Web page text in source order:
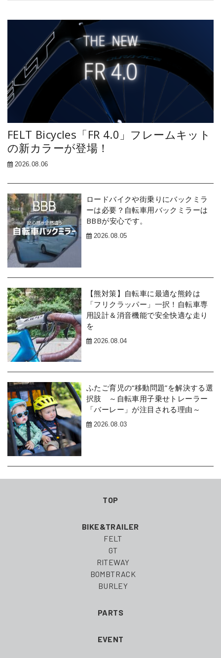
FELT Bicycles「FR 4.0」フレームキット
の新カラーが登場！
2026.08.06
ロードバイクや街乗りにバックミラ
ーは必要？自転車用バックミラーは
BBBが安心です。
2026.08.05
【熊対策】自転車に最適な熊鈴は
「フリクラッパー」一択！自転車専
用設計＆消音機能で安全快適な走り
を
2026.08.04
ふたご育児の“移動問題”を解決する選
択肢 ～自転車用子乗せトレーラー
「バーレー」が注目される理由～
2026.08.03
TOP
BIKE&TRAILER
FELT
GT
RITEWAY
BOMBTRACK
BURLEY
PARTS
EVENT